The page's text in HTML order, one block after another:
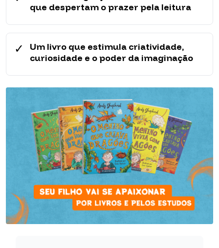
que despertam o prazer pela leitura
✓
Um livro que estimula criatividade,
curiosidade e o poder da imaginação